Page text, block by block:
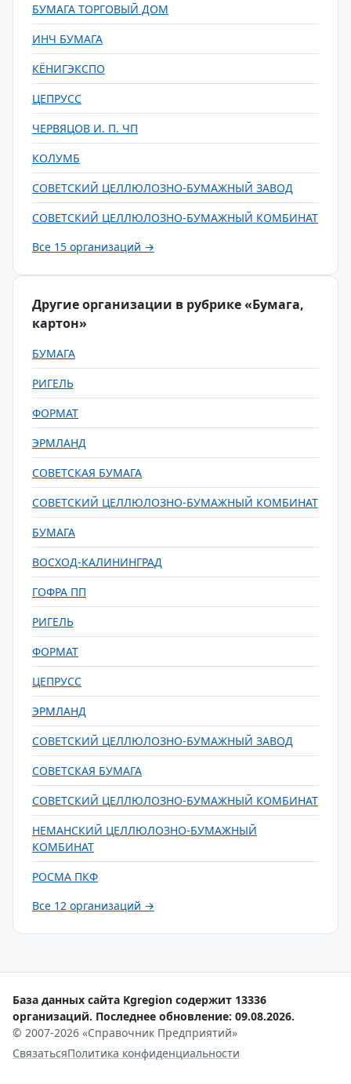
БУМАГА ТОРГОВЫЙ ДОМ
ИНЧ БУМАГА
КЁНИГЭКСПО
ЦЕПРУСС
ЧЕРВЯЦОВ И. П. ЧП
КОЛУМБ
СОВЕТСКИЙ ЦЕЛЛЮЛОЗНО-БУМАЖНЫЙ ЗАВОД
СОВЕТСКИЙ ЦЕЛЛЮЛОЗНО-БУМАЖНЫЙ КОМБИНАТ
Все 15 организаций →
Другие организации в рубрике «Бумага,
картон»
БУМАГА
РИГЕЛЬ
ФОРМАТ
ЭРМЛАНД
СОВЕТСКАЯ БУМАГА
СОВЕТСКИЙ ЦЕЛЛЮЛОЗНО-БУМАЖНЫЙ КОМБИНАТ
БУМАГА
ВОСХОД-КАЛИНИНГРАД
ГОФРА ПП
РИГЕЛЬ
ФОРМАТ
ЦЕПРУСС
ЭРМЛАНД
СОВЕТСКИЙ ЦЕЛЛЮЛОЗНО-БУМАЖНЫЙ ЗАВОД
СОВЕТСКАЯ БУМАГА
СОВЕТСКИЙ ЦЕЛЛЮЛОЗНО-БУМАЖНЫЙ КОМБИНАТ
НЕМАНСКИЙ ЦЕЛЛЮЛОЗНО-БУМАЖНЫЙ
КОМБИНАТ
РОСМА ПКФ
Все 12 организаций →
База данных сайта Kgregion содержит 13336
организаций. Последнее обновление: 09.08.2026.
© 2007-2026 «Справочник Предприятий»
СвязатьсяПолитика конфиденциальности